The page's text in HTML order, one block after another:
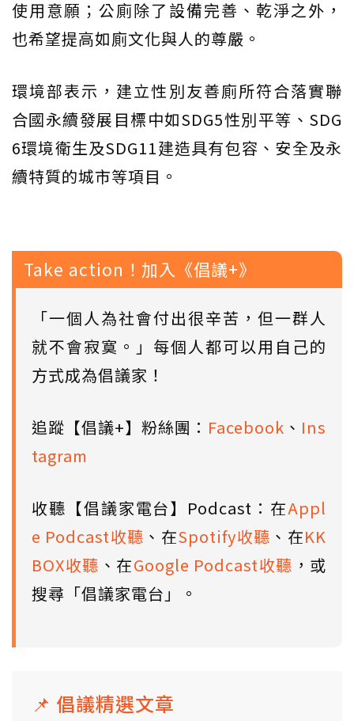
使用意願；公廁除了設備完善、乾淨之外，
也希望提高如廁文化與人的尊嚴。
環境部表示，建立性別友善廁所符合落實聯
合國永續發展目標中如SDG5性別平等、SDG
6環境衛生及SDG11建造具有包容、安全及永
續特質的城市等項目。
Take action！加入《倡議+》
「一個人為社會付出很辛苦，但一群人
就不會寂寞。」每個人都可以用自己的
方式成為倡議家！
追蹤【倡議+】粉絲團： Facebook 、 Ins
tagram
收聽【倡議家電台】Podcast：在Appl
e Podcast收聽 、在Spotify收聽 、在KK
BOX收聽 、在Google Podcast收聽 ，或
搜尋「倡議家電台」。
📌 倡議精選文章